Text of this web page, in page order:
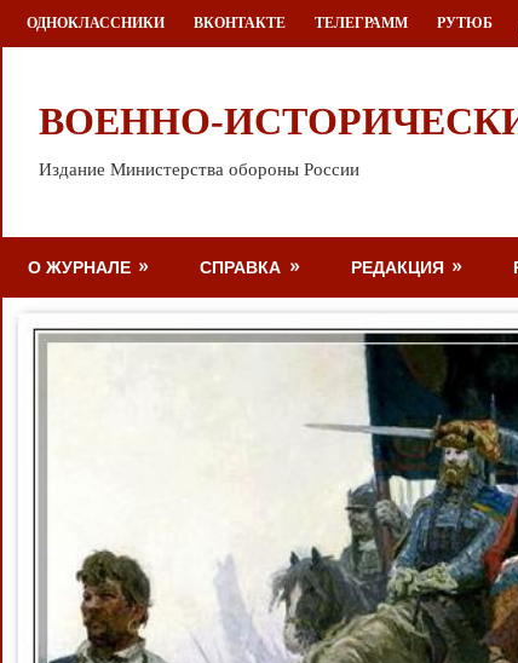
Перейти
к
ОДНОКЛАССНИКИ ВКОНТАКТЕ ТЕЛЕГРАММ РУТЮБ
ВОЕННО-
Издание Министерства обороны России
О ЖУРНАЛЕ СПРАВКА РЕДАКЦИЯ